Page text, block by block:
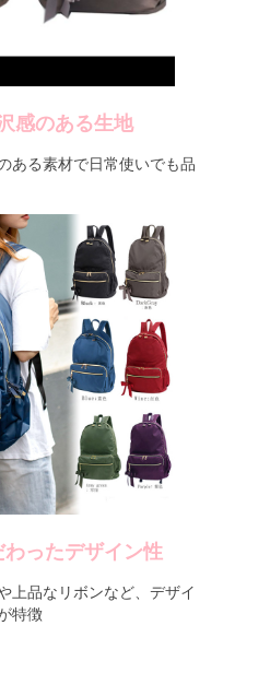
感のある生地
ある素材で日常使いでも品
ったデザイン性
上品なリボンなど、デザイ
特徴